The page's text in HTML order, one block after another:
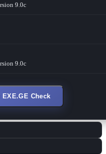
9.0c
9.0c
EXE.GE Check